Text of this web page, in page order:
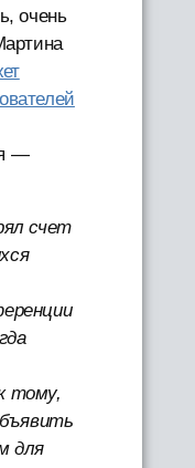
очень
—
счет
тому,
для